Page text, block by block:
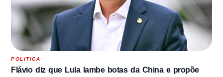
POLITICA
Flávio diz que Lula lambe botas da China e propõe